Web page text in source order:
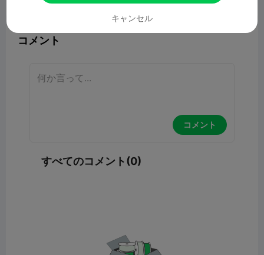
9 
コメント
コメント
すべてのコメント(0)
キャンセル